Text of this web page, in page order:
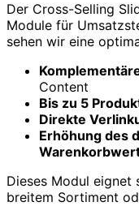
Der Cross-Selling
Module für
sehen wir eine
Content
Bis zu 5
Direkte
Erhöhung des
Dieses Modul eignet
breitem Sortiment